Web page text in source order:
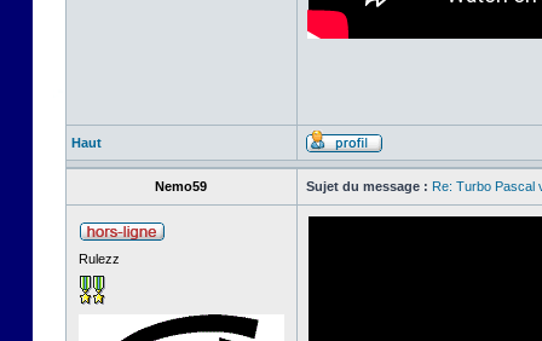
Haut
Nemo59 Sujet du message : Re: Turbo Pascal
Rulezz